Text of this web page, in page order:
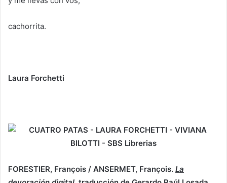
cachorrita.
Laura Forchetti
FORESTIER, François / ANSERMET, François. La